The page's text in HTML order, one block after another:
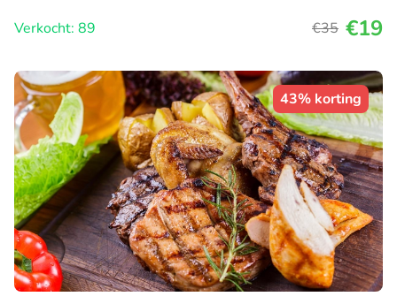
Verkocht: 89
€35 €19
43% korting